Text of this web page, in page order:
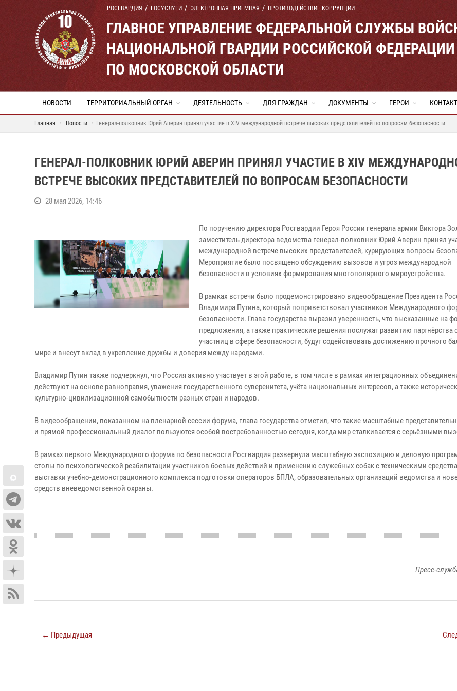
РОСГВАРДИЯ ГОСУСЛУГИ ЭЛЕКТРОННАЯ ПРИЕМНАЯ ПРОТИВОДЕЙСТВИЕ КОРРУПЦИИ
ГЛАВНОЕ УПРАВЛЕНИЕ ФЕДЕРАЛЬНОЙ СЛУЖБЫ
НАЦИОНАЛЬНОЙ ГВАРДИИ РОССИЙСКОЙ ФЕДЕРАЦИИ
ПО МОСКОВСКОЙ ОБЛАСТИ
НОВОСТИ ТЕРРИТОРИАЛЬНЫЙ ОРГАН ДЕЯТЕЛЬНОСТЬ ДЛЯ ГРАЖДАН ДОКУМЕНТЫ ГЕРОИ
Главная Новости Генерал-полковник Юрий Аверин принял участие в XIV международной встрече высоких представителей по вопросам безопасности
ГЕНЕРАЛ-ПОЛКОВНИК ЮРИЙ АВЕРИН ПРИНЯЛ УЧАСТИЕ В XIV
ВСТРЕЧЕ ВЫСОКИХ ПРЕДСТАВИТЕЛЕЙ ПО ВОПРОСАМ БЕЗОПАСНОСТИ
28 мая 2026, 14:46
По поручению директора Росгвардии Героя России генерала армии Виктора
заместитель директора ведомства генерал-полковник Юрий Аверин принял
международной встрече высоких представителей, курирующих вопросы
Мероприятие было посвящено обсуждению вызовов и угроз международной
безопасности в условиях формирования многополярного мироустройства.
В рамках встречи было продемонстрировано видеообращение Президента
Владимира Путина, который поприветствовал участников Международного
безопасности. Глава государства выразил уверенность, что высказанные на
предложения, а также практические решения послужат развитию партнёрства
участниц в сфере безопасности, будут содействовать достижению прочного
мире и внесут вклад в укрепление дружбы и доверия между народами.
Владимир Путин также подчеркнул, что Россия активно участвует в этой работе, в том числе в рамках интеграционных
действуют на основе равноправия, уважения государственного суверенитета, учёта национальных интересов, а также
культурно-цивилизационной самобытности разных стран и народов.
В видеообращении, показанном на пленарной сессии форума, глава государства отметил, что такие масштабные
и прямой профессиональный диалог пользуются особой востребованностью сегодня, когда мир сталкивается с серьёзными
В рамках первого Международного форума по безопасности Росгвардия развернула масштабную экспозицию и деловую
столы по психологической реабилитации участников боевых действий и применению служебных собак с техническими
выставки учебно-демонстрационного комплекса подготовки операторов БПЛА, образовательных организаций ведомства и
средств вневедомственной охраны.
Пресс-
← Предыдущая